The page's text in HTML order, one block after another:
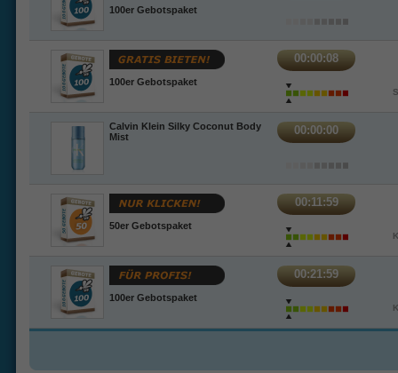
100er Gebotspaket
100er Gebotspaket
00:00:08
Calvin Klein Silky Coconut Body
Mist
00:00:00
50er Gebotspaket
00:11:59
100er Gebotspaket
00:21:59